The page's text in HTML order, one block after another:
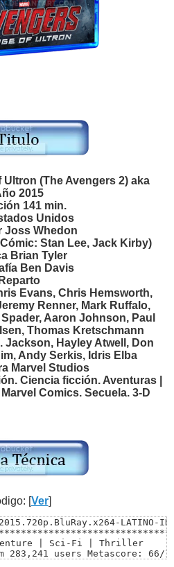
(The Avengers 2) aka
2015
141 min.
Unidos
Joss Whedon
Stan Lee, Jack Kirby)
Brian Tyler
Ben Davis
Reparto
Evans, Chris Hemsworth,
Renner, Mark Ruffalo,
Aaron Johnson, Paul
Thomas Kretschmann
Jackson, Hayley Atwell, Don
Andy Serkis, Idris Elba
Marvel Studios
Ciencia ficción. Aventuras |
Comics. Secuela. 3-D
[Ver]
LATINO-
| Sci-Fi | Thriller
283,241 users Metascore: 66/